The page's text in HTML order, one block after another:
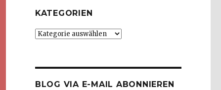
KATEGORIEN
Kategorien
BLOG VIA E-MAIL ABONNIEREN